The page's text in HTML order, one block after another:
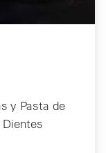
y Pasta de